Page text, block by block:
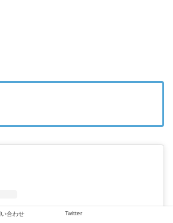
合わせ Twitter